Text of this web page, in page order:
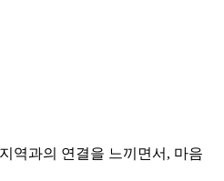
역과의 연결을 느끼면서, 마음